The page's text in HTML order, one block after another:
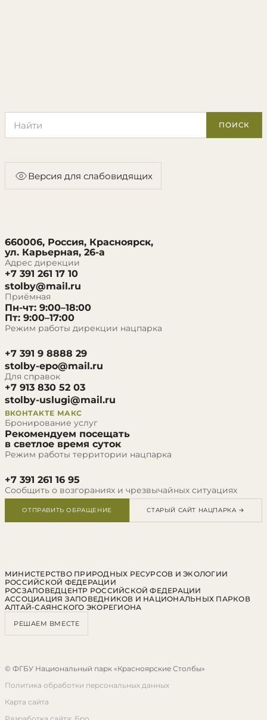
ПОИСК
Версия для слабовидящих
660006, Россия, Красноярск,
ул. Карьерная, 26-а
Адрес дирекции
+7 391 261 17 10
stolby@mail.ru
Приёмная
Пн-чт: 9:00–18:00
Пт: 9:00–17:00
Режим работы дирекции нацпарка
+7 391 9 8888 29
stolby-epo@mail.ru
Для справок
+7 913 830 52 03
stolby-uslugi@mail.ru
ВКОНТАКТЕ МАКС
Бронирование услуг
Рекомендуем посещать
в светлое время суток
Режим работы территории нацпарка
+7 391 261 16 95
Сообщить о возгораниях и чрезвычайных ситуациях
ОТПРАВИТЬ ОБРАЩЕНИЕ СТАРЫЙ САЙТ НАЦПАРКА →
МИНИСТЕРСТВО ПРИРОДНЫХ РЕСУРСОВ И ЭКОЛОГИИ
РОССИЙСКОЙ ФЕДЕРАЦИИ
РОСЗАПОВЕДЦЕНТР РОССИЙСКОЙ ФЕДЕРАЦИИ
АССОЦИАЦИЯ ЗАПОВЕДНИКОВ И НАЦИОНАЛЬНЫХ ПАРКОВ
АЛТАЙ-САЯНСКОГО ЭКОРЕГИОНА
РЕШАЕМ ВМЕСТЕ
© ФГБУ Национальный парк «Красноярские Столбы»
Политика обработки персональных данных
Карта сайта